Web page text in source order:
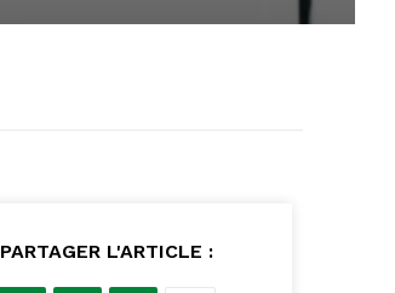
PARTAGER L'ARTICLE :